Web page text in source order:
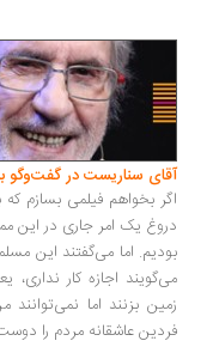
آقای سناریست در گفت‌وگو
اگر بخواهم فیلمی بسازم
دروغ یک امر جاری در این
بودیم. اما می‌گفتند این
می‌گویند اجازه کار
زمین بزنند اما
فردین عاشقانه مردم را